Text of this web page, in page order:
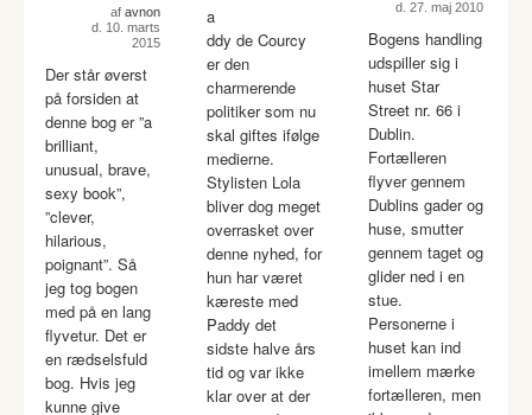
af avnon
d. 10. marts
2015
Der står øverst
på forsiden at
denne bog er ”a
brilliant,
unusual, brave,
sexy book”,
”clever,
hilarious,
poignant”. Så
jeg tog bogen
med på en lang
flyvetur. Det er
en rædselsfuld
bog. Hvis jeg
kunne give
a
ddy de Courcy
er den
charmerende
politiker som nu
skal giftes ifølge
medierne.
Stylisten Lola
bliver dog meget
overrasket over
denne nyhed, for
hun har været
kæreste med
Paddy det
sidste halve års
tid og var ikke
klar over at der
d. 27. maj 2010
Bogens handling
udspiller sig i
huset Star
Street nr. 66 i
Dublin.
Fortælleren
flyver gennem
Dublins gader og
huse, smutter
gennem taget og
glider ned i en
stue.
Personerne i
huset kan ind
imellem mærke
fortælleren, men